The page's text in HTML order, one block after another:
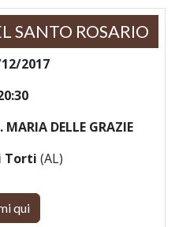
SANTO ROSARIO
2017
MARIA DELLE GRAZIE
Torti (AL)
qui